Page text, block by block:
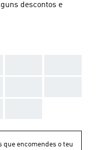
descontos e
que encomendes o teu